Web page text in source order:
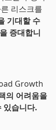
리스크를
기대할 수
증대합니
Growth
의 어려움을
있습니다.